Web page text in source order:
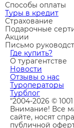
Способы оплаты
Туры в кредит
Страхование
Подарочные
Акции
Письмо
Где купить?
О турагентстве
Новости
Отзывы о нас
Туроператоры
Турблог
"2004-2026 ©
Внимание! Все
сайте, носят
публичной